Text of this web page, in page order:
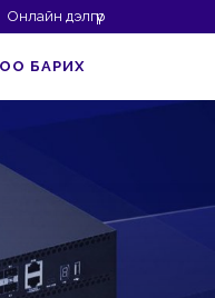
Онлайн дэлгүүр
БАРИХ